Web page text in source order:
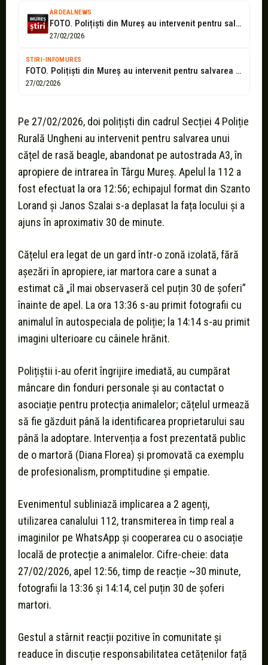
ARDEALNEWS
FOTO. Polițiști din Mureș au intervenit pentru salvarea unui cățel abandonat pe...
27/02/2026
STIRI-INFOMURES
FOTO. Polițiști din Mureș au intervenit pentru salvarea unui cățel abandonat pe...
27/02/2026
Pe 27/02/2026, doi polițiști din cadrul Secției 4 Poliție
Rurală Ungheni au intervenit pentru salvarea unui
cățel de rasă beagle, abandonat pe autostrada A3, în
apropiere de intrarea în Târgu Mureș. Apelul la 112 a
fost efectuat la ora 12:56; echipajul format din Szanto
Lorand și Janos Szalai s-a deplasat la fața locului și a
ajuns în aproximativ 30 de minute.
Cățelul era legat de un gard într-o zonă izolată, fără
așezări în apropiere, iar martora care a sunat a
estimat că „îl mai observaseră cel puțin 30 de șoferi”
înainte de apel. La ora 13:36 s-au primit fotografii cu
animalul în autospeciala de poliție; la 14:14 s-au primit
imagini ulterioare cu câinele hrănit.
Polițiștii i-au oferit îngrijire imediată, au cumpărat
mâncare din fonduri personale și au contactat o
asociație pentru protecția animalelor; cățelul urmează
să fie găzduit până la identificarea proprietarului sau
până la adoptare. Intervenția a fost prezentată public
de o martoră (Diana Florea) și promovată ca exemplu
de profesionalism, promptitudine și empatie.
Evenimentul subliniază implicarea a 2 agenți,
utilizarea canalului 112, transmiterea în timp real a
imaginilor pe WhatsApp și cooperarea cu o asociație
locală de protecție a animalelor. Cifre-cheie: data
27/02/2026, apel 12:56, timp de reacție ~30 minute,
fotografii la 13:36 și 14:14, cel puțin 30 de șoferi
martori.
Gestul a stârnit reacții pozitive în comunitate și
readuce în discuție responsabilitatea cetățenilor față